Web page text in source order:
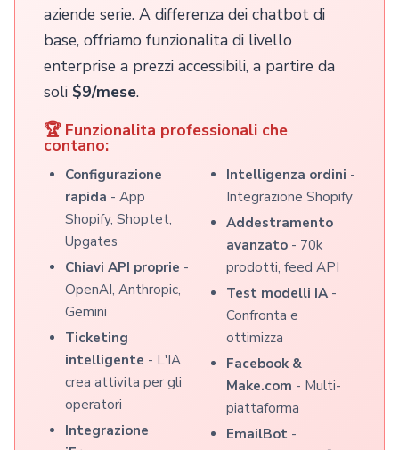
aziende serie. A differenza dei chatbot di
base, offriamo funzionalita di livello
enterprise a prezzi accessibili, a partire da
soli $9/mese.
🏆 Funzionalita professionali che
contano:
Configurazione
rapida - App
Shopify, Shoptet,
Upgates
Chiavi API proprie -
OpenAI, Anthropic,
Gemini
Ticketing
intelligente - L'IA
crea attivita per gli
operatori
Integrazione
Intelligenza ordini -
Integrazione Shopify
Addestramento
avanzato - 70k
prodotti, feed API
Test modelli IA -
Confronta e
ottimizza
Facebook &
Make.com - Multi-
piattaforma
EmailBot -